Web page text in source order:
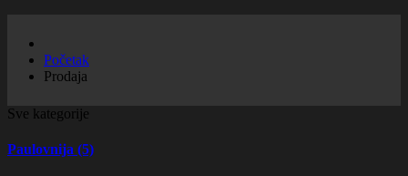
Početak
Prodaja
Sve kategorije
Paulovnija (5)